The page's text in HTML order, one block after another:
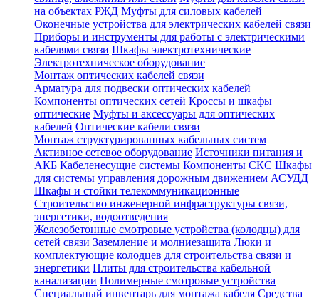
на объектах РЖД Муфты для силовых кабелей
Оконечные устройства для электрических кабелей связи
Приборы и инструменты для работы с электрическими
кабелями связи Шкафы электротехнические
Электротехническое оборудование
Монтаж оптических кабелей связи
Арматура для подвески оптических кабелей
Компоненты оптических сетей Кроссы и шкафы
оптические Муфты и аксессуары для оптических
кабелей Оптические кабели связи
Монтаж структурированных кабельных систем
Активное сетевое оборудование Источники питания и
АКБ Кабеленесущие системы Компоненты СКС Шкафы
для системы управления дорожным движением АСУДД
Шкафы и стойки телекоммуникационные
Строительство инженерной инфраструктуры связи,
энергетики, водоотведения
Железобетонные смотровые устройства (колодцы) для
сетей связи Заземление и молниезащита Люки и
комплектующие колодцев для строительства связи и
энергетики Плиты для строительства кабельной
канализации Полимерные смотровые устройства
Специальный инвентарь для монтажа кабеля Средства